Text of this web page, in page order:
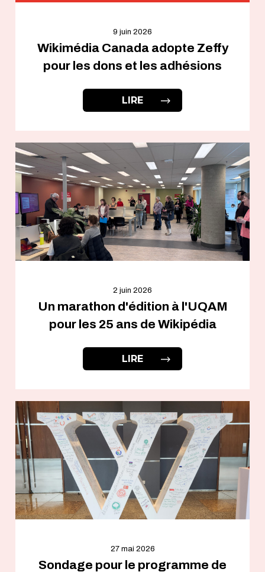
9 juin 2026
Wikimédia Canada adopte Zeffy
pour les dons et les adhésions
LIRE
2 juin 2026
Un marathon d'édition à l'UQAM
pour les 25 ans de Wikipédia
LIRE
27 mai 2026
Sondage pour le programme de